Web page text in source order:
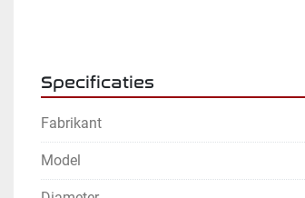
Specificaties
Fabrikant
Model